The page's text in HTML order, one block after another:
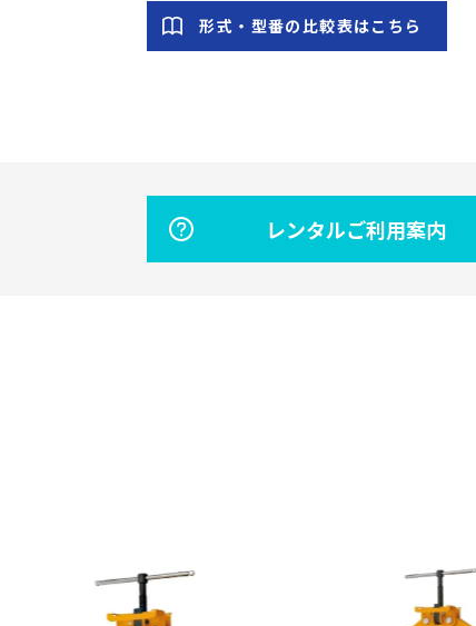
形式・型番の比較表はこちら
レンタルご利用案内